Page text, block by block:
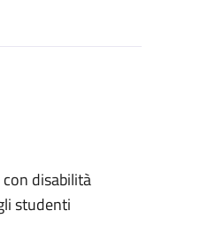
disabilità
studenti